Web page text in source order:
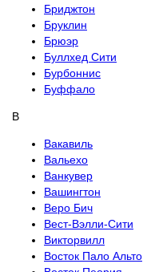
Бриджтон
Бруклин
Брюэр
Буллхед Сити
Бурбоннис
Буффало
В
Вакавиль
Вальехо
Ванкувер
Вашингтон
Веро Бич
Вест-Вэлли-Сити
Викторвилл
Восток Пало Альто